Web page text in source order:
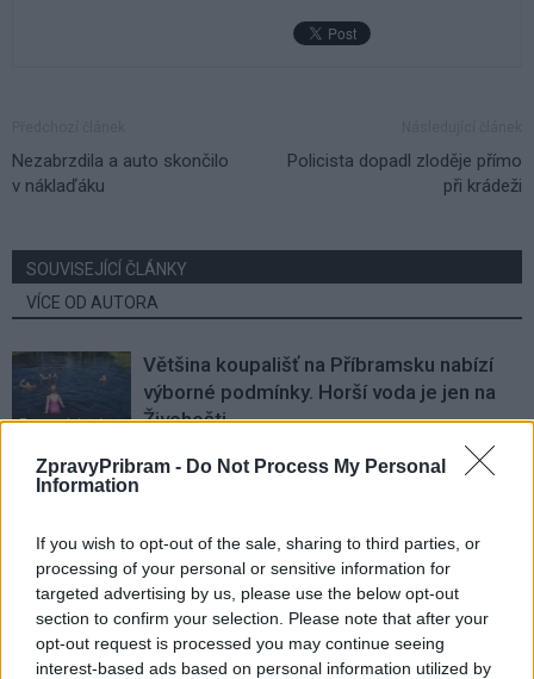
ZpravyPribram - Do Not Process My Personal
Information
If you wish to opt-out of the sale, sharing to third parties, or
processing of your personal or sensitive information for
targeted advertising by us, please use the below opt-out
section to confirm your selection. Please note that after your
opt-out request is processed you may continue seeing
interest-based ads based on personal information utilized by
Nezabrzdila a auto skončilo
v náklaďáku
Policista dopadl zloděje přímo
při krádeži
SOUVISEJÍCÍ ČLÁNKY
VÍCE OD AUTORA
Zpravodajství
Většina koupališť na Příbramsku nabízí
výborné podmínky. Horší voda je jen na
Živohošti
Zpravodajství
Příbram modernizuje parkovací automaty.
Zpravodajství
Středočeský kraj upravil pravidla soutěže.
Obce nově získají body i za předcházení
vzniku odpadu